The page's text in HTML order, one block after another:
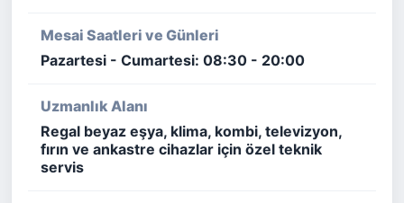
Mesai Saatleri ve Günleri
Pazartesi - Cumartesi: 08:30 - 20:00
Uzmanlık Alanı
Regal beyaz eşya, klima, kombi, televizyon,
fırın ve ankastre cihazlar için özel teknik
servis